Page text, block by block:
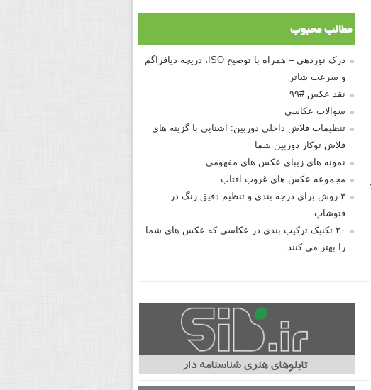
مطالب محبوب
درک نوردهی – همراه با توضیح ISO، دریچه دیافراگم
و سرعت شاتر
نقد عکس #۹۹
سوالات عکاسی
تنظیمات فلاش داخلی دوربین: آشنایی با گزینه های
فلاش توکار دوربین شما
نمونه های زیبای عکس های مفهومی
مجموعه عکس های غروب آفتاب
۳ روش برای درجه بندی و تنظیم دقیق رنگ در
فتوشاپ
۲۰ تکنیک ترکیب بندی در عکاسی که عکس های شما
را بهتر می کنند